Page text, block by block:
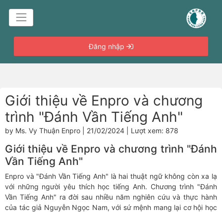
Đăng nhập
Giới thiệu về Enpro và chương
trình "Đánh Vần Tiếng Anh"
by Ms. Vy Thuận Enpro | 21/02/2024 | Lượt xem: 878
Giới thiệu về Enpro và chương trình "Đánh
Vần Tiếng Anh"
Enpro và "Đánh Vần Tiếng Anh" là hai thuật ngữ không còn xa lạ
với những người yêu thích học tiếng Anh. Chương trình "Đánh
Vần Tiếng Anh" ra đời sau nhiều năm nghiên cứu và thực hành
của tác giả Nguyễn Ngọc Nam, với sứ mệnh mang lại cơ hội học